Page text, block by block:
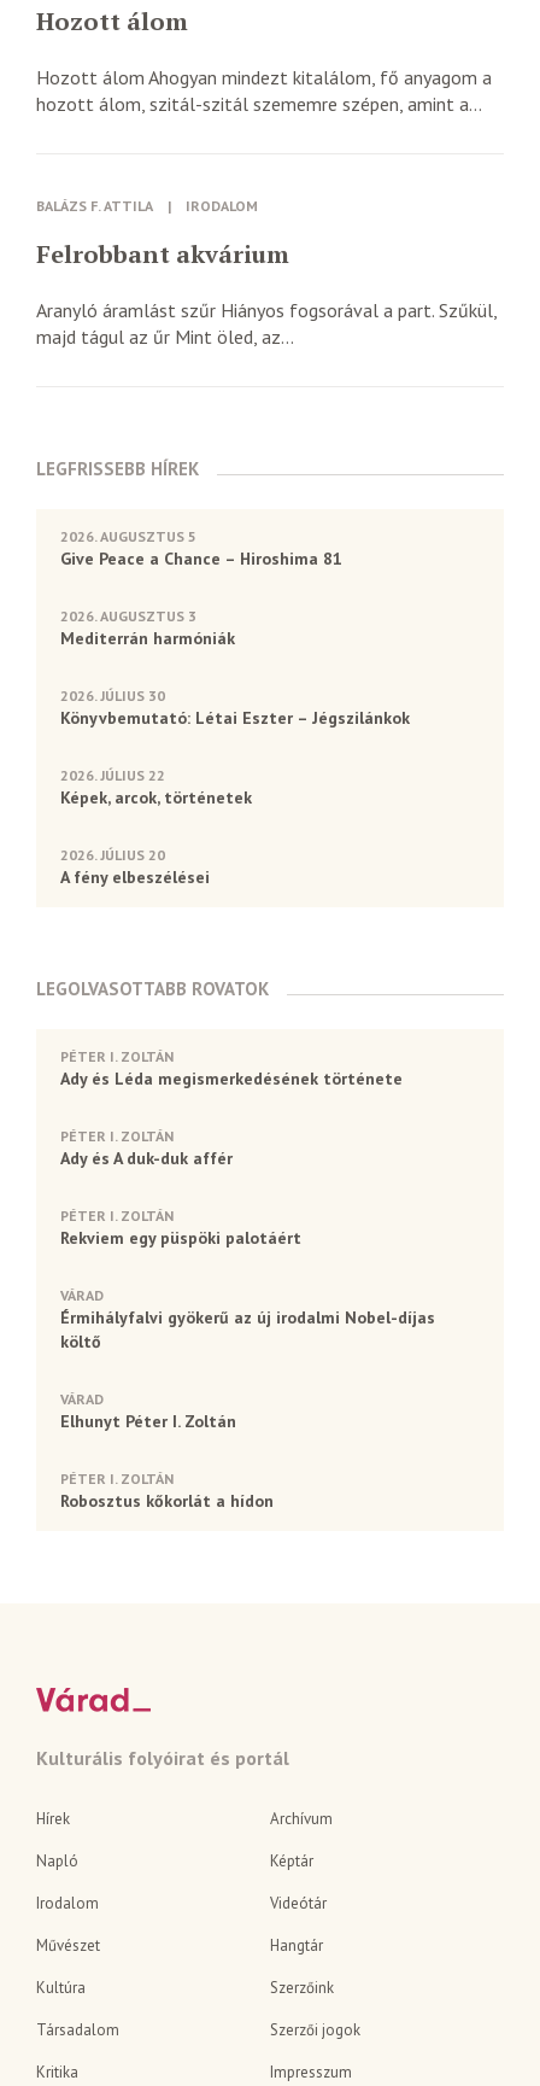
Hozott álom
Hozott álom Ahogyan mindezt kitalálom, fő anyagom a
hozott álom, szitál-szitál szememre szépen, amint a...
BALÁZS F. ATTILA | IRODALOM
Felrobbant akvárium
Aranyló áramlást szűr Hiányos fogsorával a part. Szűkül,
majd tágul az űr Mint öled, az...
LEGFRISSEBB HÍREK
2026. AUGUSZTUS 5
Give Peace a Chance – Hiroshima 81
2026. AUGUSZTUS 3
Mediterrán harmóniák
2026. JÚLIUS 30
Könyvbemutató: Létai Eszter – Jégszilánkok
2026. JÚLIUS 22
Képek, arcok, történetek
2026. JÚLIUS 20
A fény elbeszélései
LEGOLVASOTTABB ROVATOK
PÉTER I. ZOLTÁN
Ady és Léda megismerkedésének története
PÉTER I. ZOLTÁN
Ady és A duk-duk affér
PÉTER I. ZOLTÁN
Rekviem egy püspöki palotáért
VÁRAD
Érmihályfalvi gyökerű az új irodalmi Nobel-díjas
költő
VÁRAD
Elhunyt Péter I. Zoltán
PÉTER I. ZOLTÁN
Robosztus kőkorlát a hídon
Kulturális folyóirat és portál
Hírek
Napló
Irodalom
Művészet
Kultúra
Társadalom
Kritika
Archívum
Képtár
Videótár
Hangtár
Szerzőink
Szerzői jogok
Impresszum